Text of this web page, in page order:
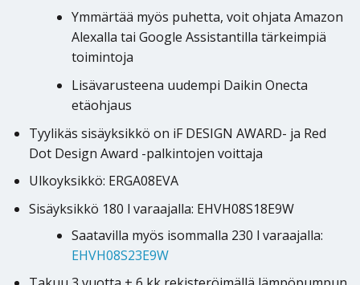
Ymmärtää myös puhetta, voit ohjata Amazon
Alexalla tai Google Assistantilla tärkeimpiä
toimintoja
Lisävarusteena uudempi Daikin Onecta
etäohjaus
Tyylikäs sisäyksikkö on iF DESIGN AWARD- ja Red
Dot Design Award -palkintojen voittaja
Ulkoyksikkö: ERGA08EVA
Sisäyksikkö 180 l varaajalla: EHVH08S18E9W
Saatavilla myös isommalla 230 l varaajalla:
EHVH08S23E9W